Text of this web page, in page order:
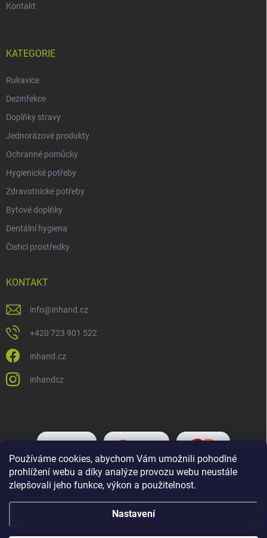
Používáme cookies, abychom Vám umožnili pohodlné
prohlížení webu a díky analýze provozu webu neustále
zlepšovali jeho funkce, výkon a použitelnost.
Nastavení
Kontakt
KATEGORIE
Rukavice
Dezinfekce
Doplňky stravy
Jednorázové produkty
Ochranné pomůcky
Hygienické potřeby
Zdravotnické potřeby
Bytové doplňky
Dentální hygiena
Čisticí prostředky
KONTAKT
info@inhand.cz
+420 723 901 522
inhand.cz
inhandcz